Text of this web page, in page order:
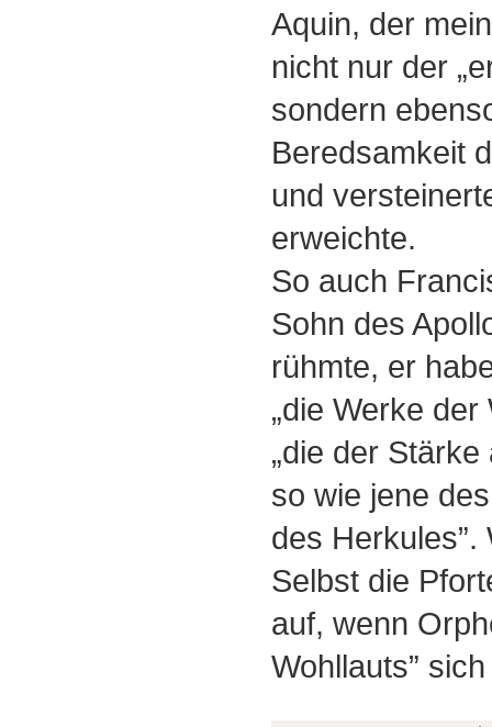
Aquin, der
nicht nur der
sondern
Beredsamkeit
und
erweichte.
So auch
Sohn des
rühmte, er
„die Werke der
„die der
so wie jene
des
Selbst die
auf, wenn
Wohllauts”